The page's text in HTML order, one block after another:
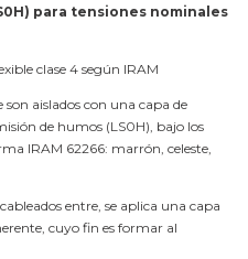
para tensiones nominales
clase 4 según IRAM
son aislados con una capa de
de humos (LS0H), bajo los
IRAM 62266: marrón, celeste,
entre, se aplica una capa
cuyo fin es formar al